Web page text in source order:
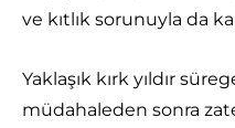
ve kıtlık sorunuyla da
Yaklaşık kırk yıldır
müdahaleden sonra